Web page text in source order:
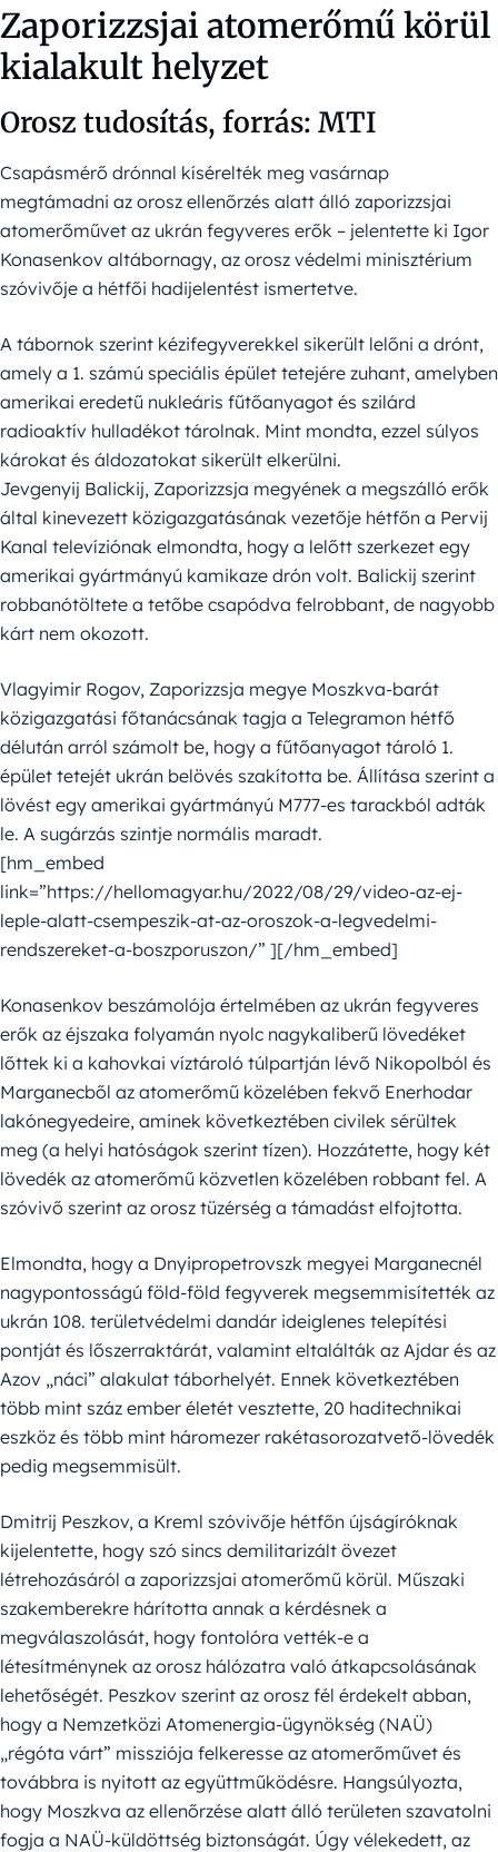
Zaporizzsjai atomerőmű körül
kialakult helyzet
Orosz tudosítás, forrás: MTI
Csapásmérő drónnal kísérelték meg vasárnap
megtámadni az orosz ellenőrzés alatt álló zaporizzsjai
atomerőművet az ukrán fegyveres erők – jelentette ki Igor
Konasenkov altábornagy, az orosz védelmi minisztérium
szóvivője a hétfői hadijelentést ismertetve.
A tábornok szerint kézifegyverekkel sikerült lelőni a drónt,
amely a 1. számú speciális épület tetejére zuhant, amelyben
amerikai eredetű nukleáris fűtőanyagot és szilárd
radioaktív hulladékot tárolnak. Mint mondta, ezzel súlyos
károkat és áldozatokat sikerült elkerülni.
Jevgenyij Balickij, Zaporizzsja megyének a megszálló erők
által kinevezett közigazgatásának vezetője hétfőn a Pervij
Kanal televíziónak elmondta, hogy a lelőtt szerkezet egy
amerikai gyártmányú kamikaze drón volt. Balickij szerint
robbanótöltete a tetőbe csapódva felrobbant, de nagyobb
kárt nem okozott.
Vlagyimir Rogov, Zaporizzsja megye Moszkva-barát
közigazgatási főtanácsának tagja a Telegramon hétfő
délután arról számolt be, hogy a fűtőanyagot tároló 1.
épület tetejét ukrán belövés szakította be. Állítása szerint a
lövést egy amerikai gyártmányú M777-es tarackból adták
le. A sugárzás szintje normális maradt.
[hm_embed
link=”https://hellomagyar.hu/2022/08/29/video-az-ej-
leple-alatt-csempeszik-at-az-oroszok-a-legvedelmi-
rendszereket-a-boszporuszon/” ][/hm_embed]
Konasenkov beszámolója értelmében az ukrán fegyveres
erők az éjszaka folyamán nyolc nagykaliberű lövedéket
lőttek ki a kahovkai víztároló túlpartján lévő Nikopolból és
Marganecből az atomerőmű közelében fekvő Enerhodar
lakónegyedeire, aminek következtében civilek sérültek
meg (a helyi hatóságok szerint tízen). Hozzátette, hogy két
lövedék az atomerőmű közvetlen közelében robbant fel. A
szóvivő szerint az orosz tüzérség a támadást elfojtotta.
Elmondta, hogy a Dnyipropetrovszk megyei Marganecnél
nagypontosságú föld-föld fegyverek megsemmisítették az
ukrán 108. területvédelmi dandár ideiglenes telepítési
pontját és lőszerraktárát, valamint eltalálták az Ajdar és az
Azov „náci” alakulat táborhelyét. Ennek következtében
több mint száz ember életét vesztette, 20 haditechnikai
eszköz és több mint háromezer rakétasorozatvető-lövedék
pedig megsemmisült.
Dmitrij Peszkov, a Kreml szóvivője hétfőn újságíróknak
kijelentette, hogy szó sincs demilitarizált övezet
létrehozásáról a zaporizzsjai atomerőmű körül. Műszaki
szakemberekre hárította annak a kérdésnek a
megválaszolását, hogy fontolóra vették-e a
létesítménynek az orosz hálózatra való átkapcsolásának
lehetőségét. Peszkov szerint az orosz fél érdekelt abban,
hogy a Nemzetközi Atomenergia-ügynökség (NAÜ)
„régóta várt” missziója felkeresse az atomerőművet és
továbbra is nyitott az együttműködésre. Hangsúlyozta,
hogy Moszkva az ellenőrzése alatt álló területen szavatolni
fogja a NAÜ-küldöttség biztonságát. Úgy vélekedett, az